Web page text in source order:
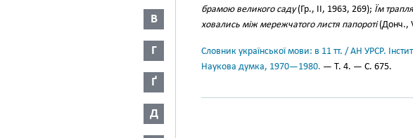
В
Г
Ґ
Д
брамою великого саду(Гр., II, 1963, 269); Їм
ховались між мережчатого листя папороті(Донч.,
Словник української мови: в 11 тт. / АН УРСР.
Наукова думка, 1970—1980. — Т. 4. — С. 675.